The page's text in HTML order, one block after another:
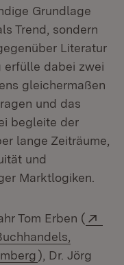
Grundlage
Trend, sondern
Literatur
erfülle dabei zwei
gleichermaßen
und das
begleite der
lange Zeiträume,
und
Marktlogiken.
Tom Erben (
(Öffnet in
), Dr. Jörg